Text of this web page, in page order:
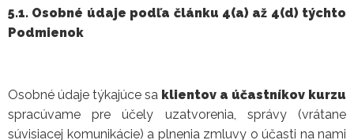
5.1. Osobné údaje podľa článku 4(a) až 4(d) týchto
Podmienok
Osobné údaje týkajúce sa klientov a účastníkov kurzu
spracúvame pre účely uzatvorenia, správy (vrátane
súvisiacej komunikácie) a plnenia zmluvy o účasti na nami